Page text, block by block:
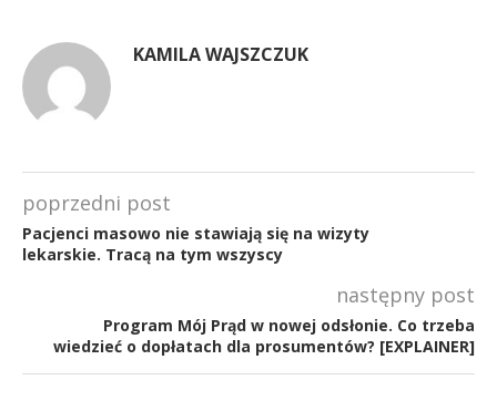
KAMILA WAJSZCZUK
poprzedni post
Pacjenci masowo nie stawiają się na wizyty
lekarskie. Tracą na tym wszyscy
następny post
Program Mój Prąd w nowej odsłonie. Co trzeba
wiedzieć o dopłatach dla prosumentów? [EXPLAINER]